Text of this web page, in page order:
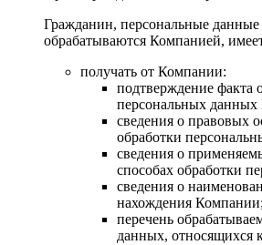
Гражданин, персональные данные
обрабатываются Компанией,
получать от Компании:
подтверждение факта
персональных
сведения о правовых
обработки
сведения о
способах обработки
сведения о
нахождения Компании;
перечень
данных, относящихся